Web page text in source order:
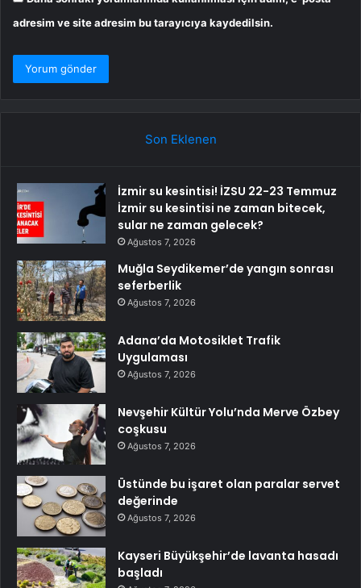
adresim ve site adresim bu tarayıcıya kaydedilsin.
Son Eklenen
İzmir su kesintisi! İZSU 22-23 Temmuz
İzmir su kesintisi ne zaman bitecek,
sular ne zaman gelecek?
Ağustos 7, 2026
Muğla Seydikemer’de yangın sonrası
seferberlik
Ağustos 7, 2026
Adana’da Motosiklet Trafik
Uygulaması
Ağustos 7, 2026
Nevşehir Kültür Yolu’nda Merve Özbey
coşkusu
Ağustos 7, 2026
Üstünde bu işaret olan paralar servet
değerinde
Ağustos 7, 2026
Kayseri Büyükşehir’de lavanta hasadı
başladı